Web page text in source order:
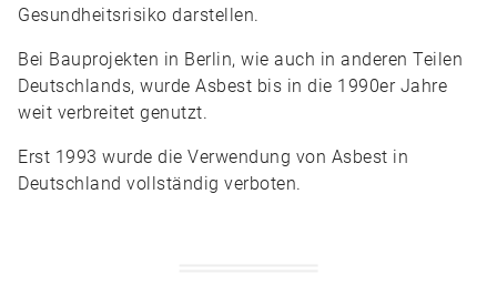
Gesundheitsrisiko darstellen.
Bei Bauprojekten in Berlin, wie auch in anderen Teilen
Deutschlands, wurde Asbest bis in die 1990er Jahre
weit verbreitet genutzt.
Erst 1993 wurde die Verwendung von Asbest in
Deutschland vollständig verboten.